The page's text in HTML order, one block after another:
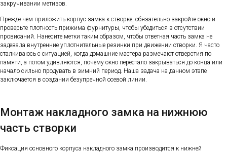
закручивании метизов.
Прежде чем приложить корпус замка к створке, обязательно закройте окно и
проверьте плотность прижима фурнитуры, чтобы убедиться в отсутствии
провисаний. Нанесите метки таким образом, чтобы ответная часть замка не
задевала внутренние уплотнительные резинки при движении створки. Я часто
сталкиваюсь с ситуацией, когда домашние мастера размечают отверстия по
памяти, а потом удивляются, почему окно перестало закрываться до конца или
начало сильно продувать в зимний период. Наша задача на данном этапе
заключается в создании безупречной осевой линии.
Монтаж накладного замка на нижнюю
часть створки
Фиксация основного корпуса накладного замка производится к нижней